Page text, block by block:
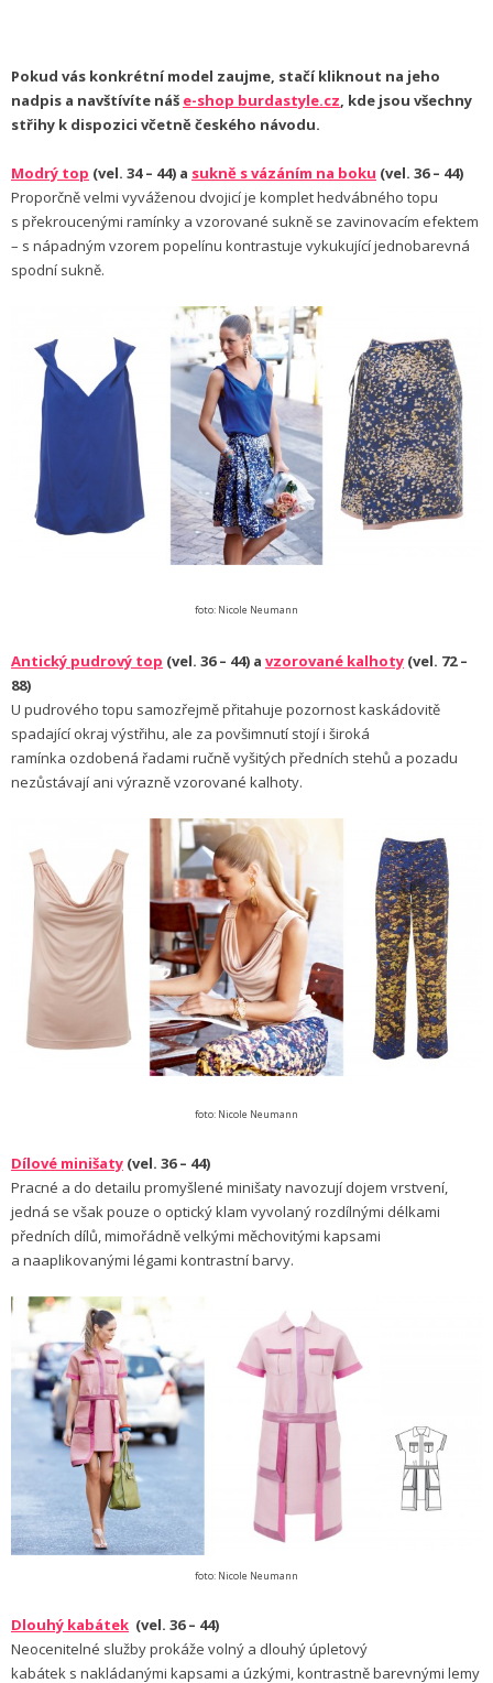
Pokud vás konkrétní model zaujme, stačí kliknout na jeho
nadpis a navštívíte náš e-shop burdastyle.cz, kde jsou všechny
střihy k dispozici včetně českého návodu.
Modrý top (vel. 34 – 44) a sukně s vázáním na boku (vel. 36 – 44)
Proporčně velmi vyváženou dvojicí je komplet hedvábného topu
s překroucenými ramínky a vzorované sukně se zavinovacím efektem
– s nápadným vzorem popelínu kontrastuje vykukující jednobarevná
spodní sukně.
foto: Nicole Neumann
Antický pudrový top (vel. 36 – 44) a vzorované kalhoty (vel. 72 –
88)
U pudrového topu samozřejmě přitahuje pozornost kaskádovitě
spadající okraj výstřihu, ale za povšimnutí stojí i široká
ramínka ozdobená řadami ručně vyšitých předních stehů a pozadu
nezůstávají ani výrazně vzorované kalhoty.
foto: Nicole Neumann
Dílové minišaty (vel. 36 – 44)
Pracné a do detailu promyšlené minišaty navozují dojem vrstvení,
jedná se však pouze o optický klam vyvolaný rozdílnými délkami
předních dílů, mimořádně velkými měchovitými kapsami
a naaplikovanými légami kontrastní barvy.
foto: Nicole Neumann
Dlouhý kabátek (vel. 36 – 44)
Neocenitelné služby prokáže volný a dlouhý úpletový
kabátek s nakládanými kapsami a úzkými, kontrastně barevnými lemy